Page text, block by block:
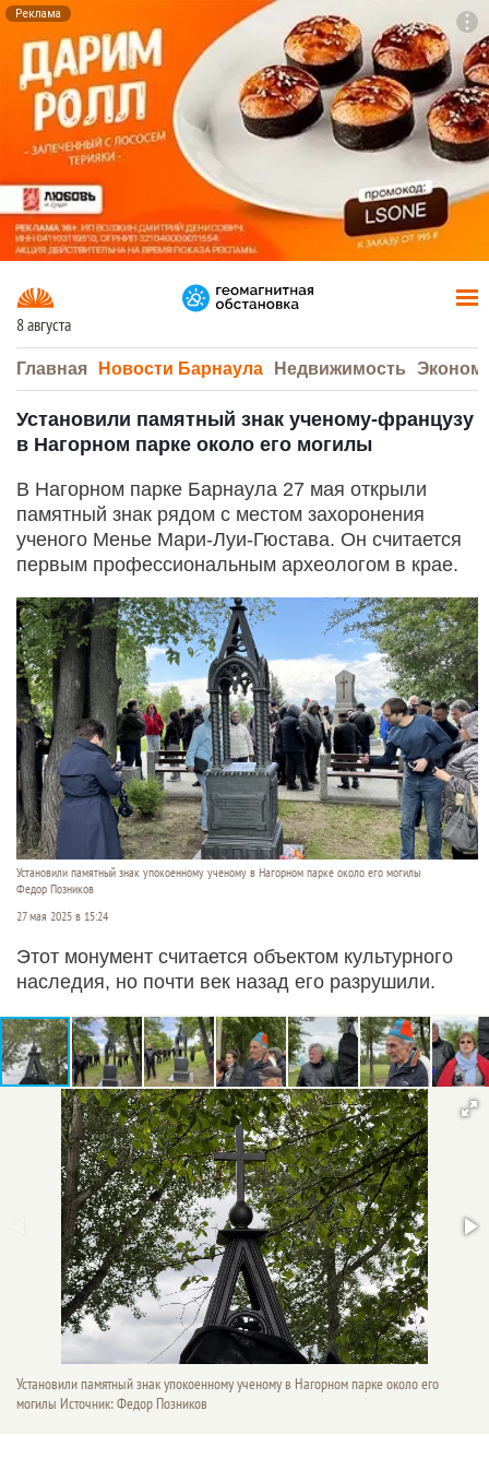
Реклама
8 августа
Главная Новости Барнаула Недвижимость
Установили памятный знак ученому-французу
в Нагорном парке около его могилы
В Нагорном парке Барнаула 27 мая открыли
памятный знак рядом с местом захоронения
ученого Менье Мари-Луи-Гюстава. Он считается
первым профессиональным археологом в крае.
Установили памятный знак упокоенному ученому в Нагорном парке около его могилы
Федор Позников
27 мая 2025 в 15:24
Этот монумент считается объектом культурного
наследия, но почти век назад его разрушили.
Установили памятный знак упокоенному ученому в Нагорном парке около его
могилы Источник: Федор Позников